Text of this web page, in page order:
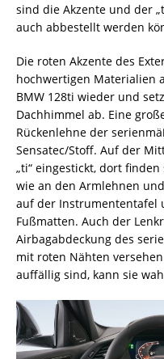
sind die Akzente und der
auch abbestellt werden
Die roten Akzente des
hochwertigen Materialien
BMW 128ti wieder und
Dachhimmel ab. Eine
Rückenlehne der
Sensatec/Stoff. Auf der
„ti“ eingestickt, dort
wie an den Armlehnen
auf der Instrumententafel
Fußmatten. Auch der
Airbagabdeckung des
mit roten Nähten
auffällig sind, kann sie